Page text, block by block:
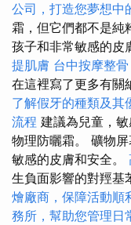
公司，打造您夢想中
霜，但它們都不是純
孩子和非常敏感的皮
提肌膚 台中按摩整骨
在這裡寫了更多有關
了解假牙的種類及其
流程 建議為兒童，
物理防曬霜。 礦物
敏感的皮膚和安全。
生負面影響的對羥基
燴廠商，保障活動順
務所，幫助您管理日